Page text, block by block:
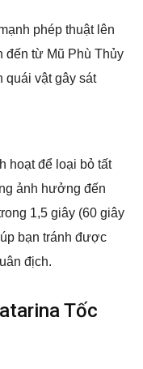
phép thuật lên
từ Mũ Phù Thủy
quái vật gây sát
hoạt để loại bỏ tất
ảnh hưởng đến
1,5 giây (60 giây
bạn tránh được
địch.
Tốc